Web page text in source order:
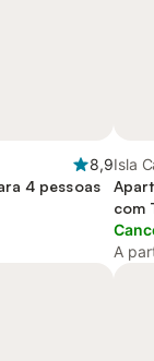
8,9
4 pessoas
Isla
com
A